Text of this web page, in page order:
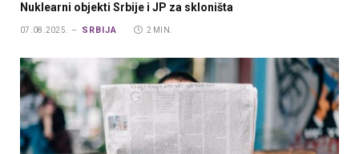
Nuklearni objekti Srbije i JP za skloništa
07.08.2025. SRBIJA 2 MIN.